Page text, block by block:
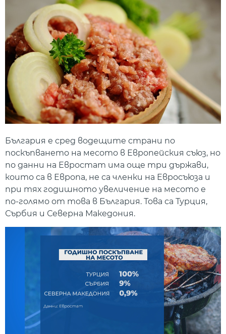
България е сред водещите страни по
поскъпването на месото в Европейския съюз, но
по данни на Евростат има още три държави,
които са в Европа, не са членки на Евросъюза и
при тях годишното увеличение на месото е
по-голямо от това в България. Това са Турция,
Сърбия и Северна Македония.